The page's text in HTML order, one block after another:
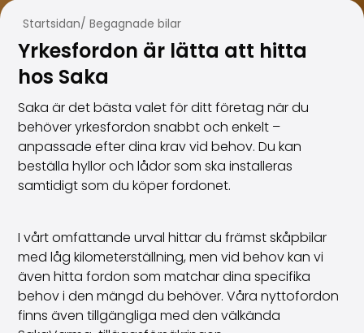
Stadsbilar
Dragfordon
Skåpbilar
Kommersiella fordon
Auktionsbilar
Prisvärda bilar
Saka Select
Bilmärken
De populäraste bilmärkena
Audi
Mercedes-Benz
Polestar
Skoda
Tesla
Toyota
Startsidan/ Begagnade bilar
Yrkesfordon är lätta att hitta
hos Saka
Saka är det bästa valet för ditt företag när du
behöver yrkesfordon snabbt och enkelt –
anpassade efter dina krav vid behov. Du kan
beställa hyllor och lådor som ska installeras
samtidigt som du köper fordonet.
I vårt omfattande urval hittar du främst skåpbilar
med låg kilometerställning, men vid behov kan vi
även hitta fordon som matchar dina specifika
behov i den mängd du behöver. Våra nyttofordon
finns även tillgängliga med den välkända